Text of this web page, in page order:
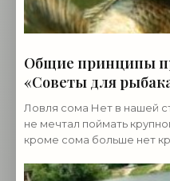
Общие принципы
«Советы для
Ловля сома Нет в нашей
не мечтал поймать
кроме сома больше нет